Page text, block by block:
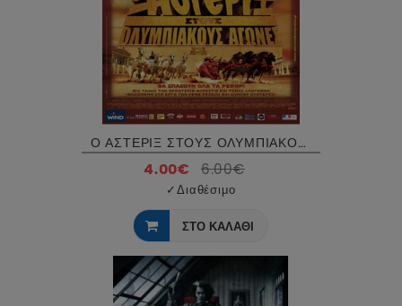
Ο ΑΣΤΕΡΙΞ ΣΤΟΥΣ ΟΛΥΜΠΙΑΚΟΥΣ ΑΓΩΝΕΣ - ASTERIX IN THE OLYMPICS DVD USED
4.00€ 6.00€
✓Διαθέσιμο
ΣΤΟ ΚΑΛΑΘΙ